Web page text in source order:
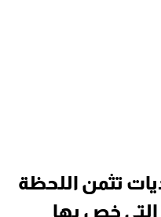
تثمن اللحظة
التي خص بها